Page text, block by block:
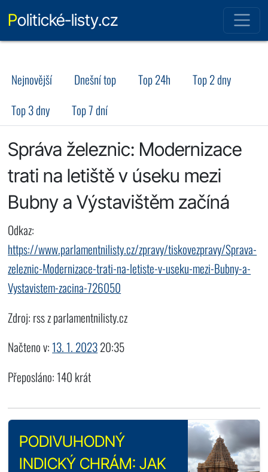
Politické-listy.cz
Nejnovější Dnešní top Top 24h
Top 2 dny
Top 3 dny
Top 7 dní
Správa železnic: Modernizace
trati na letiště v úseku mezi
Bubny a Výstavištěm začíná
Odkaz:
https://www.parlamentnilisty.cz/zpravy/tiskovezpravy/Sprava-
zeleznic-Modernizace-trati-na-letiste-v-useku-mezi-Bubny-a-
Vystavistem-zacina-726050
Zdroj: rss z parlamentnilisty.cz
Načteno v:13. 1. 202320:35
Přeposláno: 140 krát
PODIVUHODNÝ
INDICKÝ CHRÁM: JAK